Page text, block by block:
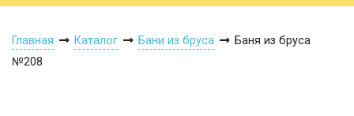
Главная Каталог Бани из бруса
Баня из бруса
№208